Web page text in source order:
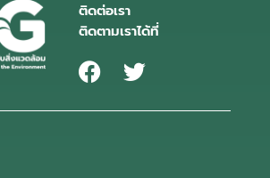
ติดต่อเรา
ติดตามเราได้ที่